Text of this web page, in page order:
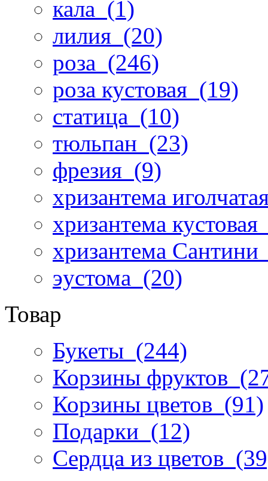
кала (1)
лилия (20)
роза (246)
роза кустовая (19)
статица (10)
тюльпан (23)
фрезия (9)
хризантема
хризантема кустовая
хризантема Сантини
эустома (20)
Товар
Букеты (244)
Корзины фруктов
Корзины цветов (91)
Подарки (12)
Сердца из цветов